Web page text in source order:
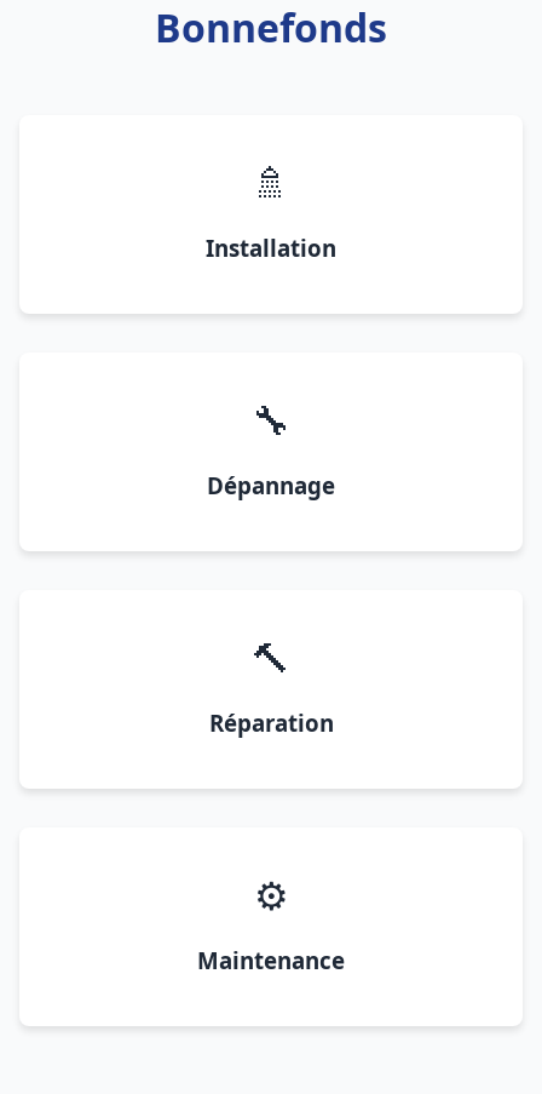
Bonnefonds
🚿
Installation
🔧
Dépannage
🔨
Réparation
⚙️
Maintenance